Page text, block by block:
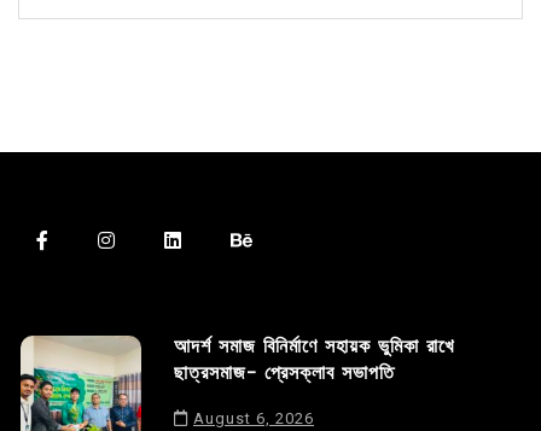
আদর্শ সমাজ বিনির্মাণে সহায়ক ভুমিকা রাখে
ছাত্রসমাজ- প্রেসক্লাব সভাপতি
August 6, 2026